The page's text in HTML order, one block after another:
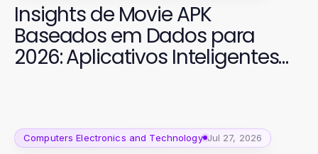
Insights de Movie APK
Baseados em Dados para
2026: Aplicativos Inteligentes
para Cinema
Computers Electronics and Technology Jul 27, 2026